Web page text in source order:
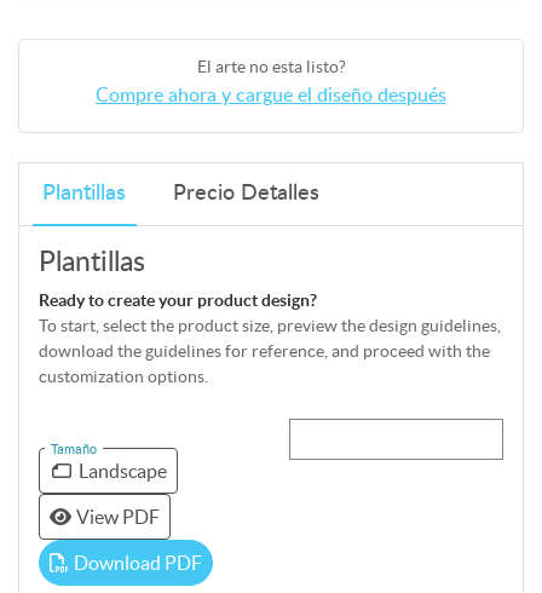
El arte no esta listo?
Compre ahora y cargue el diseño después
Plantillas Precio Detalles
Plantillas
Ready to create your product design?
To start, select the product size, preview the design guidelines,
download the guidelines for reference, and proceed with the
customization options.
Tamaño
Landscape
View PDF
Download PDF